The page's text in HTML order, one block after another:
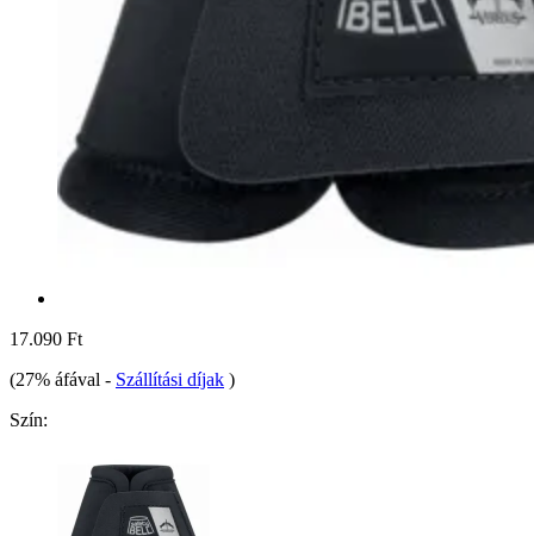
17.090 Ft
(27% áfával - Szállítási díjak )
Szín: